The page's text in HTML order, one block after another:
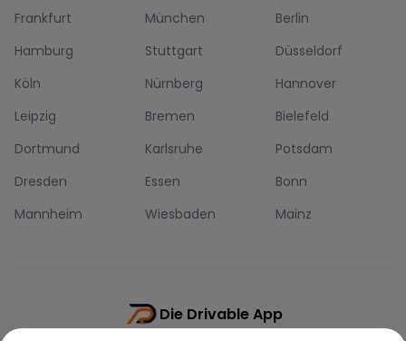
Frankfurt München
Berlin
Hamburg
Stuttgart
Düsseldorf
Köln
Nürnberg
Hannover
Leipzig
Bremen
Bielefeld
Dortmund
Karlsruhe
Potsdam
Dresden
Essen
Bonn
Mannheim
Wiesbaden Mainz
Die Drivable App